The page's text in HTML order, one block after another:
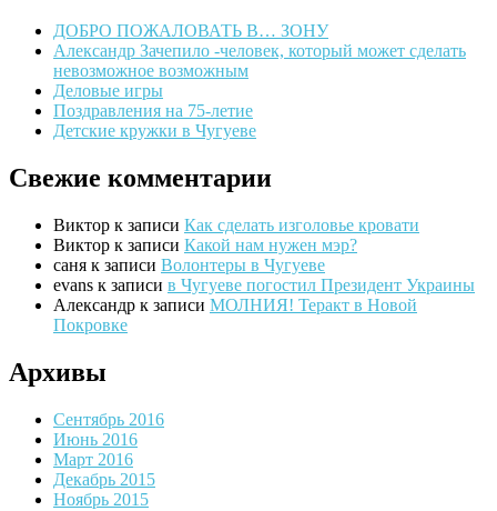
ДОБРО ПОЖАЛОВАТЬ В… ЗОНУ
Александр Зачепило -человек, который может сделать
невозможное возможным
Деловые игры
Поздравления на 75-летие
Детские кружки в Чугуеве
Свежие комментарии
Виктор к записи Как сделать изголовье кровати
Виктор к записи Какой нам нужен мэр?
саня к записи Волонтеры в Чугуеве
evans к записи в Чугуеве погостил Президент Украины
Александр к записи МОЛНИЯ! Теракт в Новой
Покровке
Архивы
Сентябрь 2016
Июнь 2016
Март 2016
Декабрь 2015
Ноябрь 2015